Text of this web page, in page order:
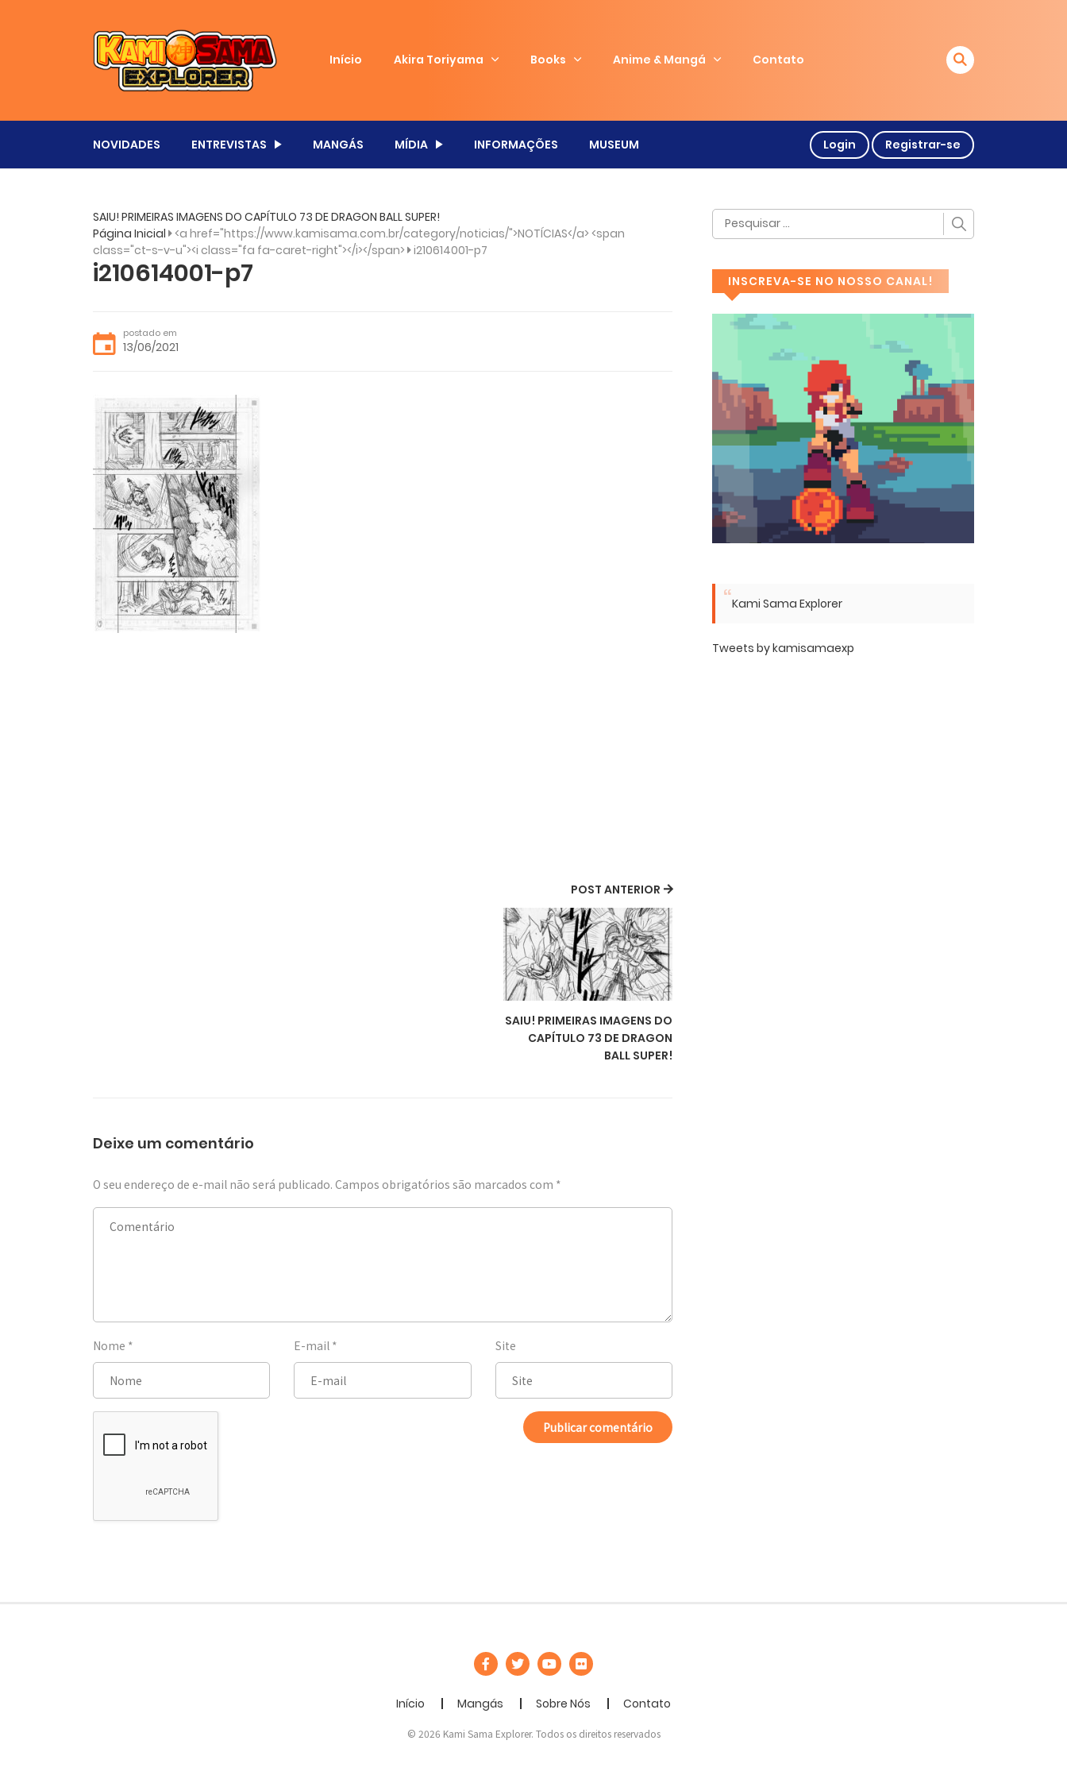
Início Akira Toriyama Books Anime & Mangá Contato
NOVIDADES ENTREVISTAS MANGÁS MÍDIA INFORMAÇÕES MUSEUM Login Registrar-se
SAIU! PRIMEIRAS IMAGENS DO CAPÍTULO 73 DE DRAGON BALL SUPER!
Página Inicial <a href="https://www.kamisama.com.br/category/noticias/">NOTÍCIAS</a> <span
class="ct-s-v-u"><i class="fa fa-caret-right"></i></span> i210614001-p7
i210614001-p7
postado em
13/06/2021
POST ANTERIOR
SAIU! PRIMEIRAS IMAGENS DO
CAPÍTULO 73 DE DRAGON
BALL SUPER!
Deixe um comentário
O seu endereço de e-mail não será publicado. Campos obrigatórios são marcados com *
Nome * E-mail * Site
INSCREVA-SE NO NOSSO CANAL!
Kami Sama Explorer
Tweets by kamisamaexp
Início Mangás Sobre Nós Contato
© 2026 Kami Sama Explorer. Todos os direitos reservados